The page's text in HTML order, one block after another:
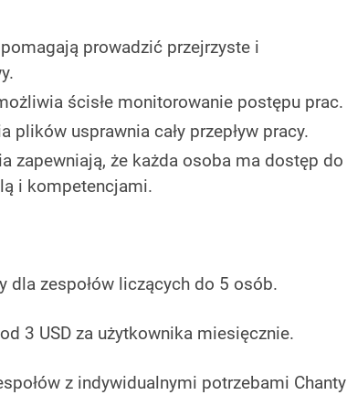
prowadzić przejrzyste i
ścisłe monitorowanie postępu prac.
plików usprawnia cały przepływ pracy.
zapewniają, że każda osoba ma dostęp do
i kompetencjami.
dla zespołów liczących do 5 osób.
3 USD za użytkownika miesięcznie.
z indywidualnymi potrzebami Chanty